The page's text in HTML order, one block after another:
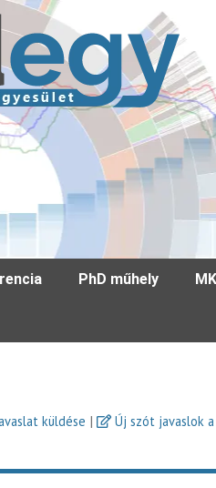
PhD műhely
küldése | Új szót javaslok